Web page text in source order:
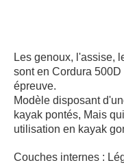
Les genoux, l'assise,
sont en Cordura
épreuve.
Modèle disposant
kayak pontés, Mais
utilisation en kayak
Couches internes :